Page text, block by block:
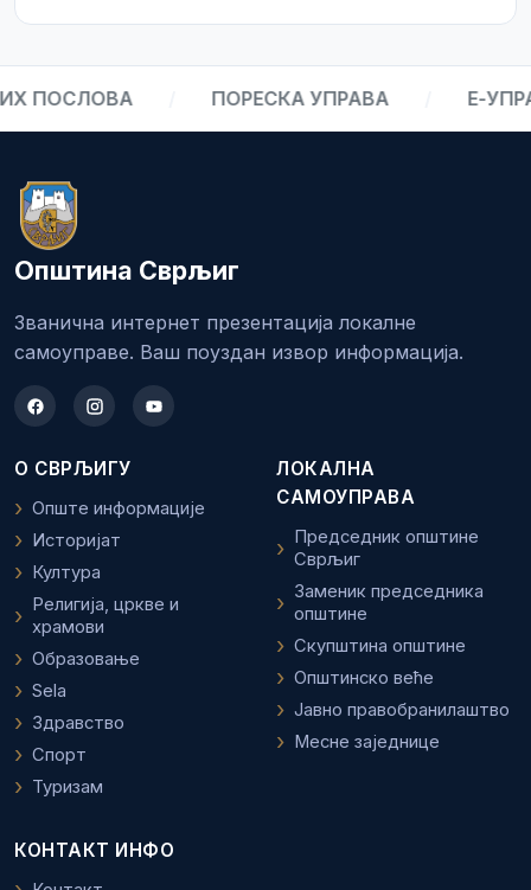
ПОСЛОВА ПОРЕСКА УПРАВА Е-
Општина Сврљиг
Званична интернет презентација локалне
самоуправе. Ваш поуздан извор информација.
О СВРЉИГУ
Опште информације
Историјат
Култура
Религија, цркве и
храмови
Образовање
Sela
Здравство
Спорт
Туризам
ЛОКАЛНА
САМОУПРАВА
Председник општине
Сврљиг
Заменик председника
општине
Скупштина општине
Општинско веће
Јавно правобранилаштво
Месне заједнице
КОНТАКТ ИНФО